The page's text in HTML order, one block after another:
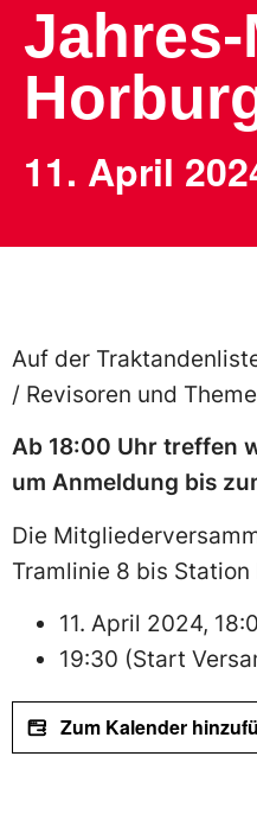
11. April
Auf der
/ Revisoren und
Ab 18:00 Uhr treffen
um Anmeldung bis
Die
Tramlinie 8 bis Station
11. April 2024,
19:30 (Start
Zum Kalender